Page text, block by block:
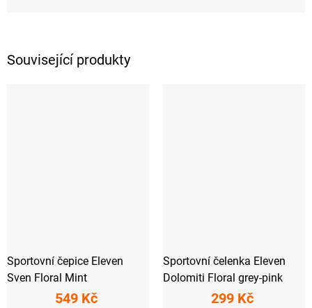
Související produkty
Sportovní čepice Eleven
Sven Floral Mint
549 Kč
Sportovní čelenka Eleven
Dolomiti Floral grey-pink
299 Kč